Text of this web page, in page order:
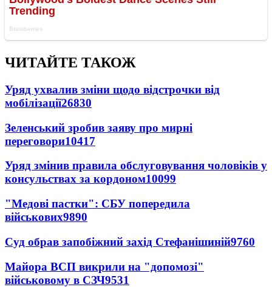
ЧИТАЙТЕ ТАКОЖ
Уряд ухвалив зміни щодо відстрочки від
мобілізації26830
Зеленський зробив заяву про мирні
переговори10417
Уряд змінив правила обслуговування чоловіків у
консульствах за кордоном10099
"Медові пастки": СБУ попередила
військових9890
Суд обрав запобіжний захід Стефанішиній9760
Майора ВСП викрили на "допомозі"
військовому в СЗЧ9531